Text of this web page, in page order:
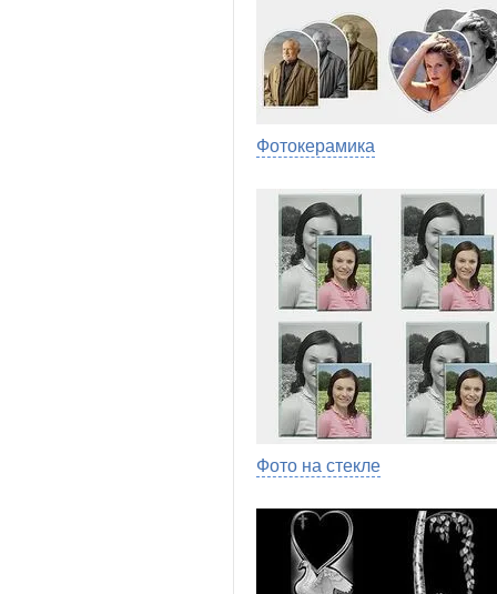
Фотокерамика
Фото на стекле